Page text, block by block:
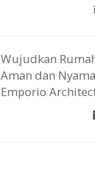
Wujudkan
Aman dan
Emporio